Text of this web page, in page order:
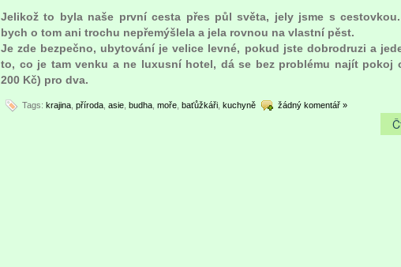
Jelikož to byla naše první cesta přes půl světa, jely jsme s
bych o tom ani trochu nepřemýšlela a jela rovnou na vlastní pěst.
Je zde bezpečno, ubytování je velice levné, pokud jste dobrodruzi a
to, co je tam venku a ne luxusní hotel, dá se bez problému najít pokoj
200 Kč) pro dva.
Tags: krajina příroda asie budha moře baťůžkáři kuchyně žádný komentář »